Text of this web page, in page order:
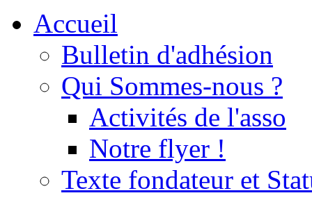
Accueil
Bulletin d'adhésion
Qui Sommes-nous ?
Activités de l'asso
Notre flyer !
Texte fondateur et